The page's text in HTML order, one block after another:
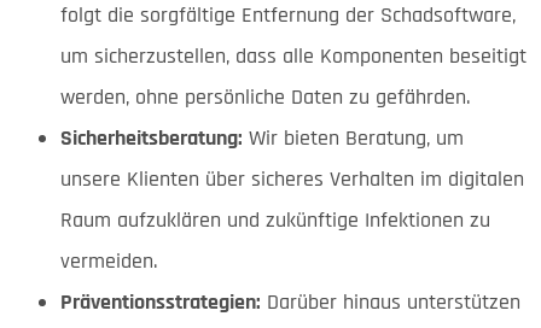
folgt die sorgfältige Entfernung der Schadsoftware,
um sicherzustellen, dass alle Komponenten beseitigt
werden, ohne persönliche Daten zu gefährden.
Sicherheitsberatung: Wir bieten Beratung, um
unsere Klienten über sicheres Verhalten im digitalen
Raum aufzuklären und zukünftige Infektionen zu
vermeiden.
Präventionsstrategien: Darüber hinaus unterstützen